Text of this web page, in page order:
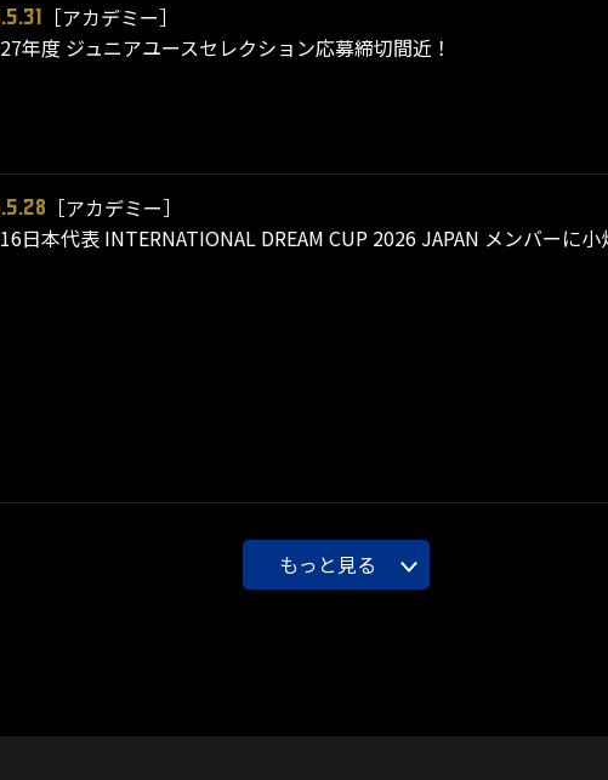
［アカデミー］
年度 ジュニアユースセレクション応募締切間近！
［アカデミー］
日本代表 INTERNATIONAL DREAM CUP 2026 JAPAN メンバーに
もっと見る